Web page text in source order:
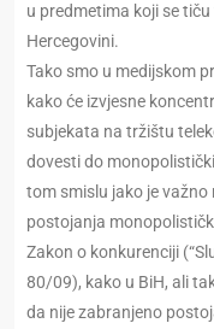
u predmetima koji se
Hercegovini.
Tako smo u medijskom
kako će izvjesne
subjekata na tržištu
dovesti do
tom smislu jako je
postojanja
Zakon o konkurenciji
80/09), kako u BiH, ali
da nije zabranjeno